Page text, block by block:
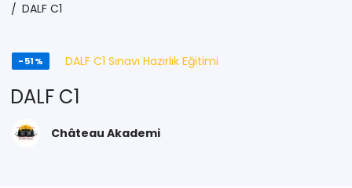
DALF C1
-51% DALF C1 Sınavı Hazırlık Eğitimi
DALF C1
Château Akademi